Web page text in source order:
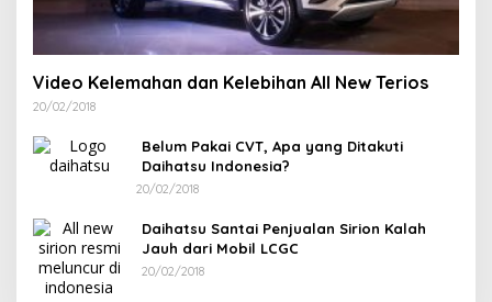
Video Kelemahan dan Kelebihan All New Terios
20/02/2018
Belum Pakai CVT, Apa yang Ditakuti
Daihatsu Indonesia?
20/02/2018
Daihatsu Santai Penjualan Sirion Kalah
Jauh dari Mobil LCGC
20/02/2018